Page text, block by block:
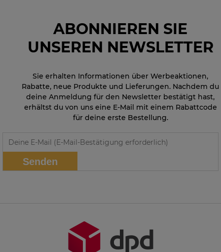
ABONNIEREN SIE
UNSEREN NEWSLETTER
Sie erhalten Informationen über Werbeaktionen,
Rabatte, neue Produkte und Lieferungen. Nachdem du
deine Anmeldung für den Newsletter bestätigt hast,
erhältst du von uns eine E-Mail mit einem Rabattcode
für deine erste Bestellung.
Senden